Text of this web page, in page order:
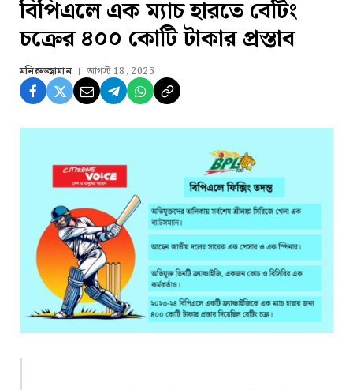
বিপিএলে এক ম্যাচ হারতে বেটিং
চক্রের ৪০০ কোটি টাকার প্রস্তাব
মনিরুজ্জামান আগস্ট 18, 2025